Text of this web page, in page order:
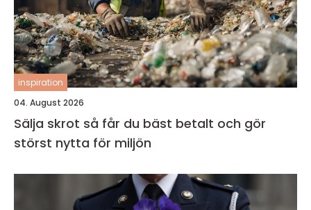
inspiration
04. August 2026
Sälja skrot så får du bäst betalt och gör
störst nytta för miljön